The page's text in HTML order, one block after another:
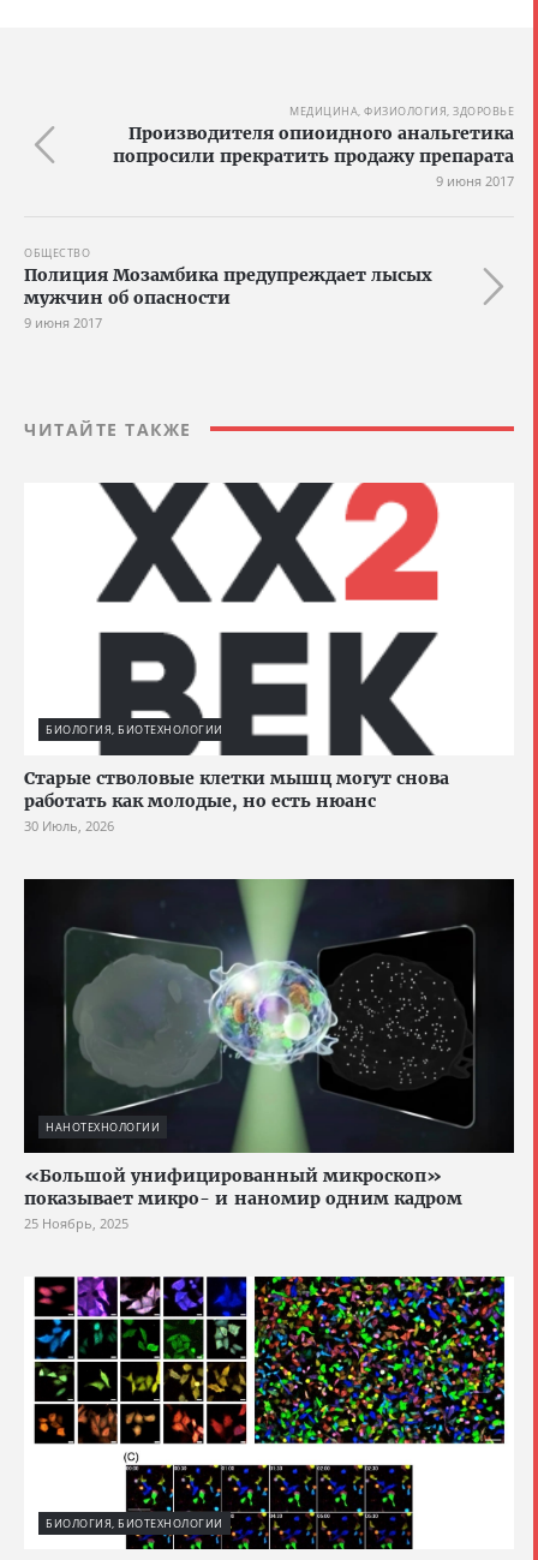
МЕДИЦИНА, ФИЗИОЛОГИЯ, ЗДОРОВЬЕ
Производителя опиоидного анальгетика
попросили прекратить продажу препарата
9 июня 2017
ОБЩЕСТВО
Полиция Мозамбика предупреждает лысых
мужчин об опасности
9 июня 2017
ЧИТАЙТЕ ТАКЖЕ
БИОЛОГИЯ, БИОТЕХНОЛОГИИ
Старые стволовые клетки мышц могут снова
работать как молодые, но есть нюанс
30 Июль, 2026
НАНОТЕХНОЛОГИИ
«Большой унифицированный микроскоп»
показывает микро- и наномир одним кадром
25 Ноябрь, 2025
БИОЛОГИЯ, БИОТЕХНОЛОГИИ